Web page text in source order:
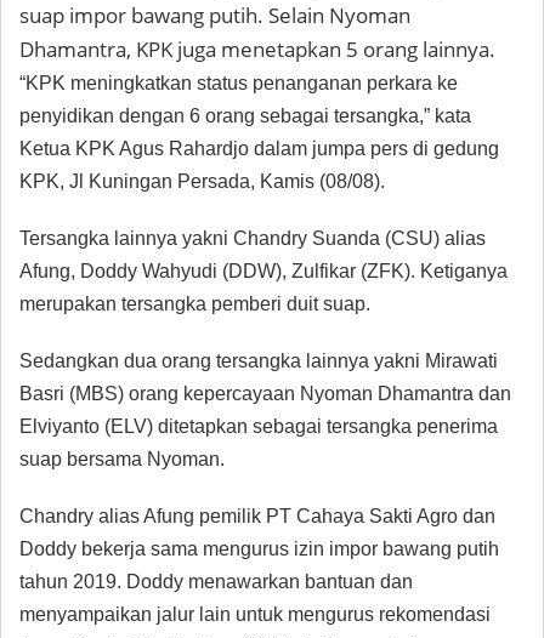
suap impor bawang putih. Selain Nyoman
Dhamantra, KPK juga menetapkan 5 orang lainnya.
“KPK meningkatkan status penanganan perkara ke
penyidikan dengan 6 orang sebagai tersangka,” kata
Ketua KPK Agus Rahardjo dalam jumpa pers di gedung
KPK, Jl Kuningan Persada, Kamis (08/08).
Tersangka lainnya yakni Chandry Suanda (CSU) alias
Afung, Doddy Wahyudi (DDW), Zulfikar (ZFK). Ketiganya
merupakan tersangka pemberi duit suap.
Sedangkan dua orang tersangka lainnya yakni Mirawati
Basri (MBS) orang kepercayaan Nyoman Dhamantra dan
Elviyanto (ELV) ditetapkan sebagai tersangka penerima
suap bersama Nyoman.
Chandry alias Afung pemilik PT Cahaya Sakti Agro dan
Doddy bekerja sama mengurus izin impor bawang putih
tahun 2019. Doddy menawarkan bantuan dan
menyampaikan jalur lain untuk mengurus rekomendasi